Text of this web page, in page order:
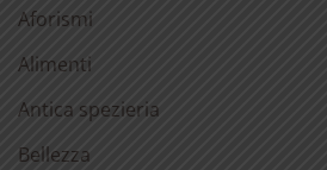
Aforismi
Alimenti
Antica spezieria
Bellezza